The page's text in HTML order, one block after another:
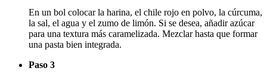
En un bol colocar la harina, el chile rojo en polvo, la cúrcuma,
la sal, el agua y el zumo de limón. Si se desea, añadir azúcar
para una textura más caramelizada. Mezclar hasta que formar
una pasta bien integrada.
Paso 3